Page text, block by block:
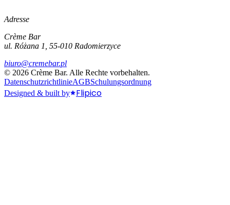
Adresse
Crème Bar
ul. Różana 1, 55-010 Radomierzyce
biuro@cremebar.pl
© 2026 Crème Bar. Alle Rechte vorbehalten.
DatenschutzrichtlinieAGBSchulungsordnung
Designed & built by
Flipico